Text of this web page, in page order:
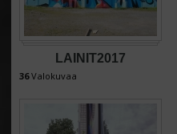
LAINIT2017
36Valokuvaa